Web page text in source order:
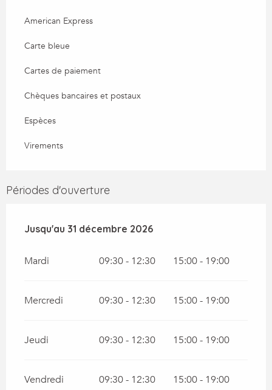
American Express
Carte bleue
Cartes de paiement
Chèques bancaires et postaux
Espèces
Virements
Périodes d'ouverture
Du2 janvier 2026au31 décembre 2026
Jusqu'au 31 décembre 2026
Mardi 09:30 - 12:30 15:00 - 19:00
Mercredi 09:30 - 12:30 15:00 - 19:00
Jeudi 09:30 - 12:30 15:00 - 19:00
Vendredi 09:30 - 12:30 15:00 - 19:00